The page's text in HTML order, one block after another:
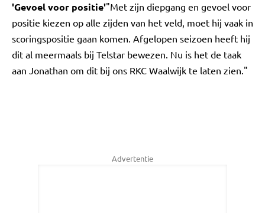
'Gevoel voor positie'"Met zijn diepgang en gevoel voor
positie kiezen op alle zijden van het veld, moet hij vaak in
scoringspositie gaan komen. Afgelopen seizoen heeft hij
dit al meermaals bij Telstar bewezen. Nu is het de taak
aan Jonathan om dit bij ons RKC Waalwijk te laten zien."
Advertentie